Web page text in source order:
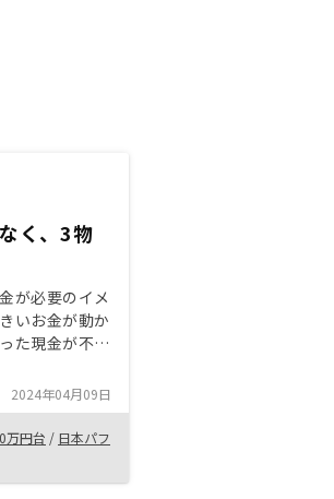
く、3物
が必要のイメ
いお金が動か
た現金が不要
理由がない。
でガン保険の
額的にも大き
証をしてくれ
入者が増える
2024年04月09日
万円台 / 日本パフ